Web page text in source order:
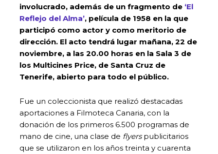
involucrado, además de un fragmento de ‘El
Reflejo del Alma’, película de 1958 en la que
participó como actor y como meritorio de
dirección. El acto tendrá lugar mañana, 22 de
noviembre, a las 20.00 horas en la Sala 3 de
los Multicines Price, de Santa Cruz de
Tenerife, abierto para todo el público.
Fue un coleccionista que realizó destacadas
aportaciones a Filmoteca Canaria, con la
donación de los primeros 6.500 programas de
mano de cine, una clase de flyerspublicitarios
que se utilizaron en los años treinta y cuarenta